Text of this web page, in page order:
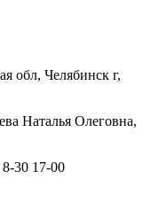
обл, Челябинск г,
Наталья Олеговна,
30 17-00